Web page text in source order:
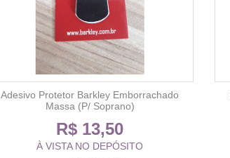
Adesivo Protetor Barkley Emborrachado
Massa (P/ Soprano)
R$ 13,50
À VISTA NO DEPÓSITO